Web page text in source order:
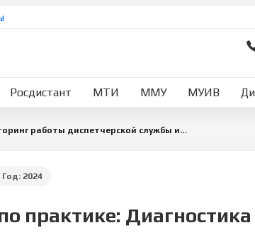
Росдистант МТИ ММУ МУИВ
Диагностика и мониторинг работы диспетчерской службы и управления запасами (АИС 'Диспетчер', WMS)
Год: 2024
практике: